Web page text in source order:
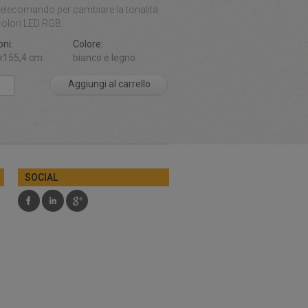
per cambiare la tonalità
LED RGB.
cm
Colore:
bianco e legno
Aggiungi al carrello
SOCIAL